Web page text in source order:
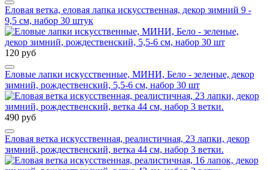
Еловая ветка, еловая лапка искусственная, декор зимний 9 -
9,5 см, набор 30 штук
120 руб
Еловые лапки искусственные, МИНИ, Бело - зеленые, декор
зимний, рождественский, 5,5-6 см, набор 30 шт
490 руб
Еловая ветка искусственная, реалистичная, 23 лапки, декор
зимний, рождественский, ветка 44 см, набор 3 ветки.